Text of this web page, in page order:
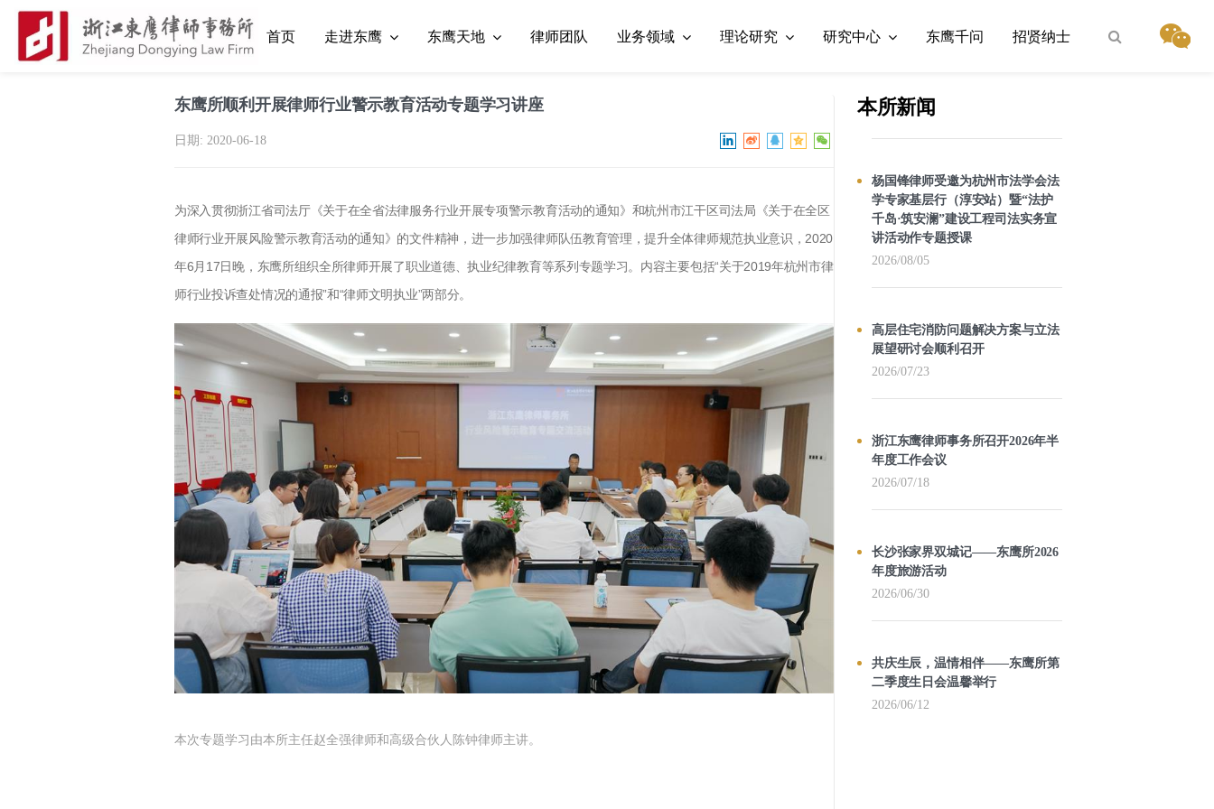
首页 走进东鹰 东鹰天地 律师团队 业务领域 理论研究 研究中心 东鹰千问 招贤纳士
东鹰所顺利开展律师行业警示教育活动专题学习讲座
日期: 2020-06-18
为深入贯彻浙江省司法厅《关于在全省法律服务行业开展专项警示教育活动的通知》和杭州市江干区司法局《关于在全区
律师行业开展风险警示教育活动的通知》的文件精神，进一步加强律师队伍教育管理，提升全体律师规范执业意识，2020
年6月17日晚，东鹰所组织全所律师开展了职业道德、执业纪律教育等系列专题学习。 内容主要包括“关于2019年杭州市律
师行业投诉查处情况的通报”和“律师文明执业”两部分。
本次专题学习由本所主任赵全强律师和高级合伙人陈钟律师主讲。
本所新闻
杨国锋律师受邀为杭州市法学会法
学专家基层行（淳安站）暨“法护
千岛·筑安澜”建设工程司法实务宣
讲活动作专题授课
2026/08/05
高层住宅消防问题解决方案与立法
展望研讨会顺利召开
2026/07/23
浙江东鹰律师事务所召开2026年半
年度工作会议
2026/07/18
长沙张家界双城记——东鹰所2026
年度旅游活动
2026/06/30
共庆生辰，温情相伴——东鹰所第
二季度生日会温馨举行
2026/06/12